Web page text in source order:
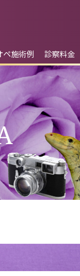
ペ施術例 診察料金